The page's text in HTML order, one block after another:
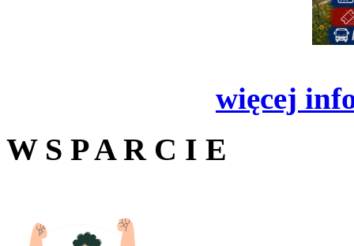
więcej
W S P A R C I E